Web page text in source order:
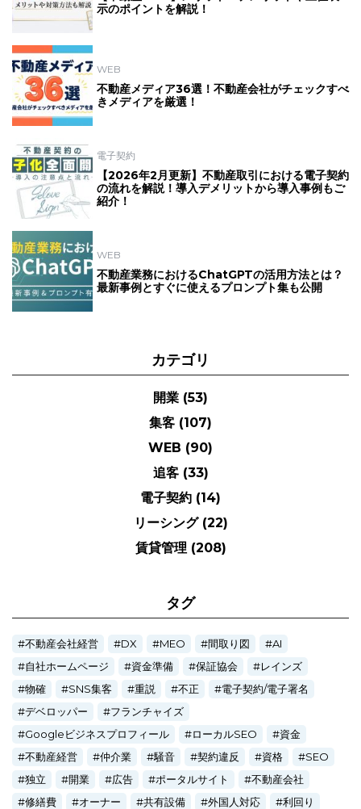
示のポイントを解説！
WEB
不動産メディア36選！不動産会社がチェックすべ
きメディアを厳選！
電子契約
【2026年2月更新】不動産取引における電子契約
の流れを解説！導入デメリットから導入事例もご
紹介！
WEB
不動産業務におけるChatGPTの活用方法とは？
最新事例とすぐに使えるプロンプト集も公開
カテゴリ
開業 (53)
集客 (107)
WEB (90)
追客 (33)
電子契約 (14)
リーシング (22)
賃貸管理 (208)
タグ
不動産会社経営 DX MEO 間取り図
AI
自社ホームページ
資金準備 保証協会
レインズ
物確
SNS集客 重説 不正
電子契約/電子署名
デベロッパー
フランチャイズ
Googleビジネスプロフィール
ローカルSEO
資金
不動産経営
仲介業 騒音 契約違反 資格
SEO
独立
開業 広告 ポータルサイト
不動産会社
修繕費
オーナー 共有設備 外国人対応
利回り